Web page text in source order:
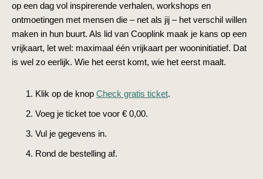
op een dag vol inspirerende verhalen, workshops en
ontmoetingen met mensen die – net als jij – het verschil willen
maken in hun buurt. Als lid van Cooplink maak je kans op een
vrijkaart, let wel: maximaal één vrijkaart per wooninitiatief. Dat
is wel zo eerlijk. Wie het eerst komt, wie het eerst maalt.
Klik op de knop Check gratis ticket.
Voeg je ticket toe voor € 0,00.
Vul je gegevens in.
Rond de bestelling af.